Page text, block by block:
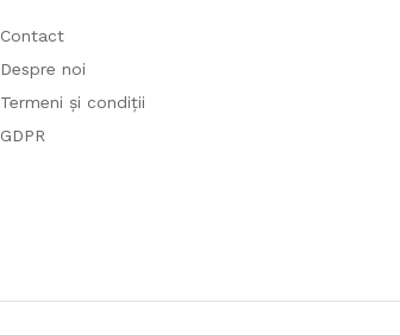
Contact
Despre noi
Termeni și condiții
GDPR